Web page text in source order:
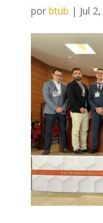
por btub | Jul